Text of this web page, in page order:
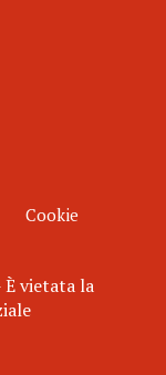
Cookie
vietata la